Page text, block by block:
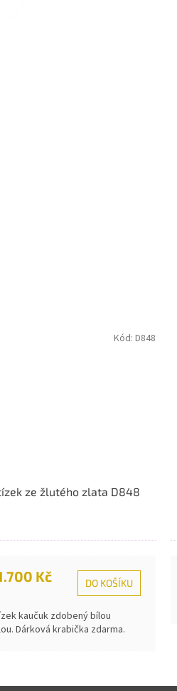
ze žlutého zlata D848
Kč DO KOŠÍKU
kaučuk zdobený bílou
Dárková krabička zdarma.
Kód: D848